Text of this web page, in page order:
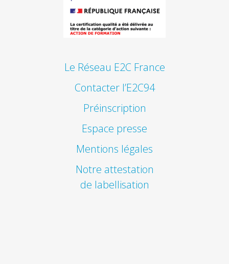
Le Réseau E2C France
Contacter l’E2C94
Préinscription
Espace presse
Mentions légales
Notre attestation
de labellisation